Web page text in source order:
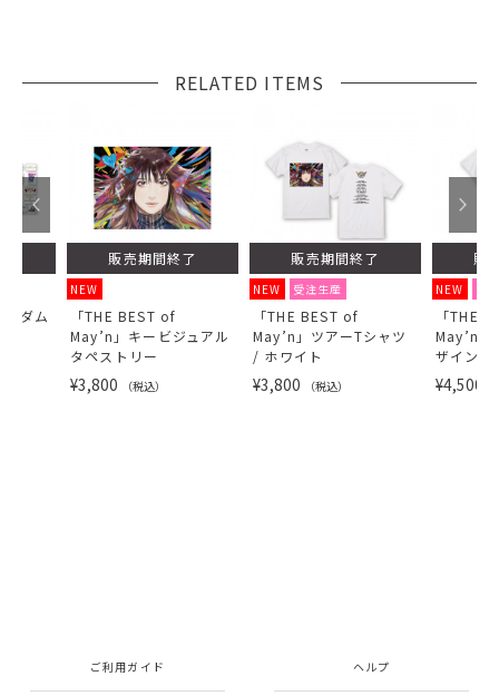
RELATED ITEMS
ダム
販売期間終了
NEW
「THE BEST of
May’n」キービジュアル
タペストリー
¥3,800 （税込）
販売期間終了
NEW 受注生産
「THE BEST of
May’n」ツアーTシャツ
/ ホワイト
¥3,800 （税込）
販
NEW
「THE
May’n」
ザインT
¥4,500
ご利用ガイド ヘルプ